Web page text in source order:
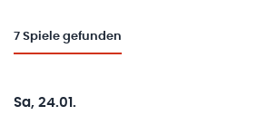
7 Spiele gefunden
Sa, 24.01.